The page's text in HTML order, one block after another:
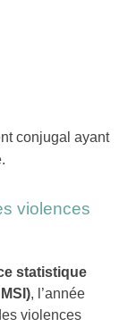
conjugal ayant
violences
statistique
, l’année
violences